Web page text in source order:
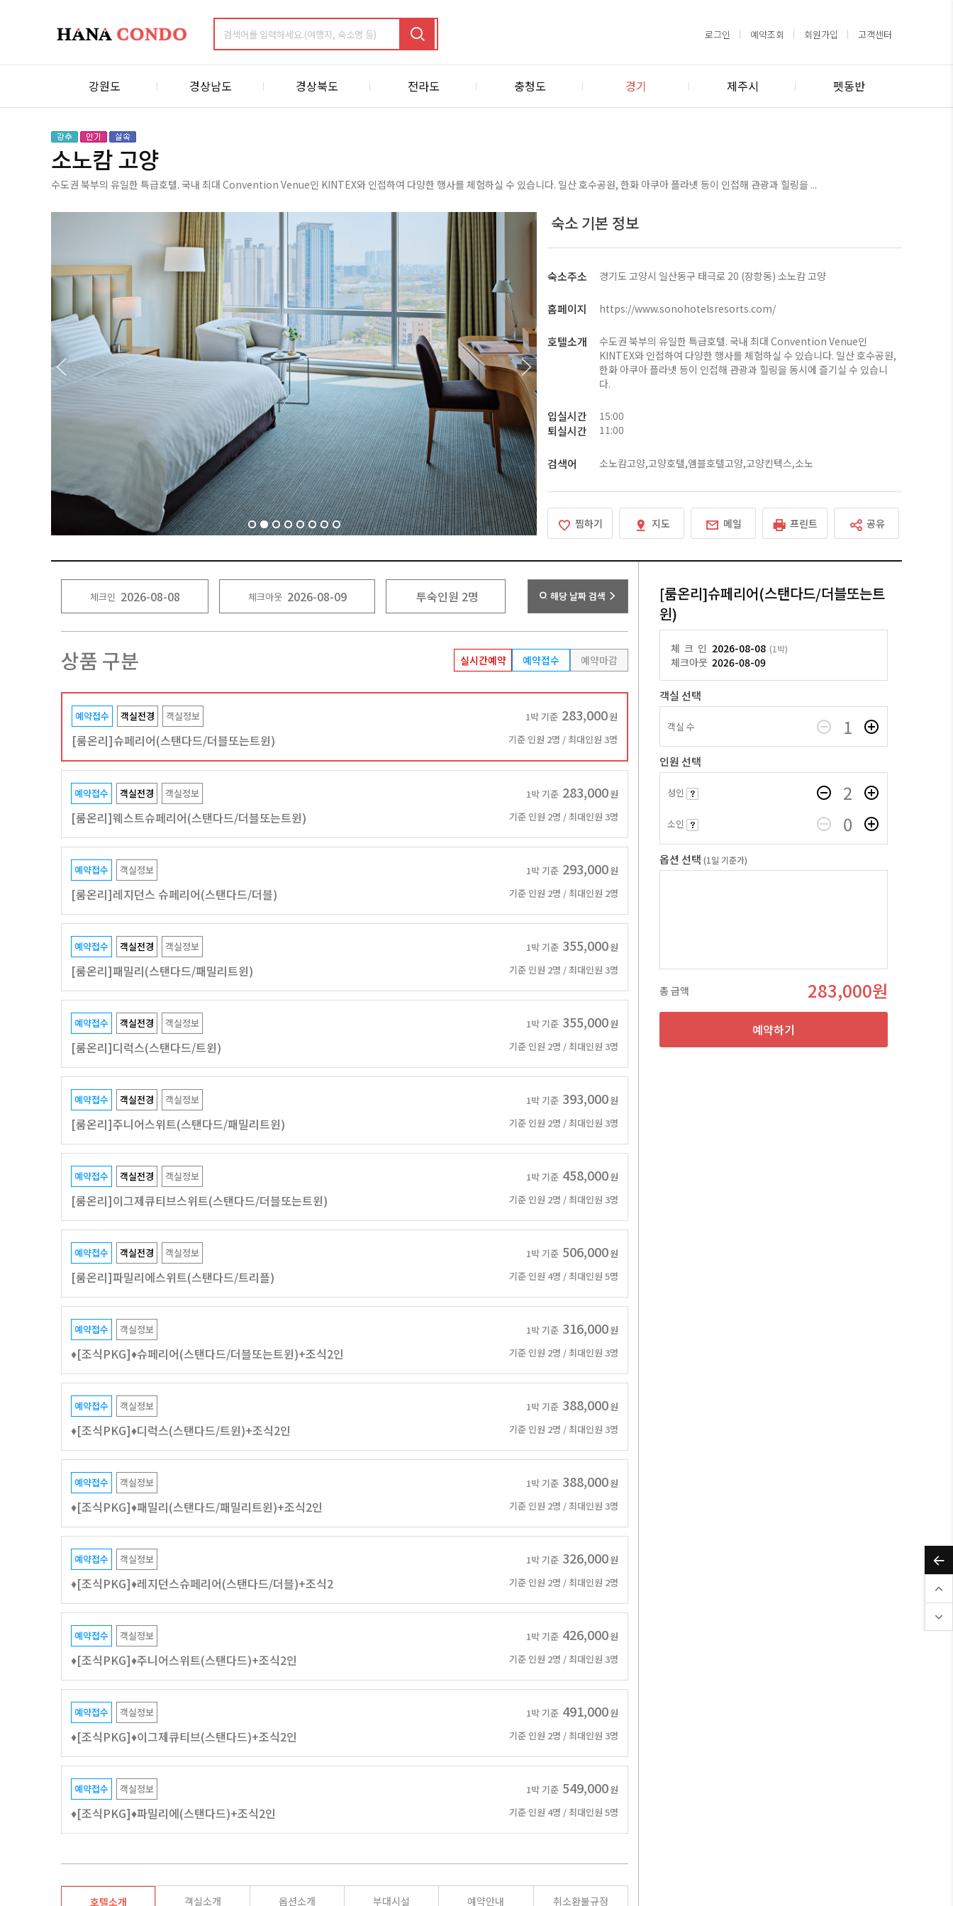
로그인 예약조회 회원가입 고객센터
강원도 경상남도 경상북도 전라도 충청도 경기 제주시 펫동반
소노캄 고양
수도권 북부의 유일한 특급호텔. 국내 최대 Convention Venue인 KINTEX와 인접하여 다양한 행사를 체험하실 수 있습니다. 일산 호수공원, 한화 아쿠아 플라넷 등이 인접해 관광과 힐링을 ...
숙소 기본 정보
숙소주소 경기도 고양시 일산동구 태극로 20 (장항동) 소노캄 고양
홈페이지 https://www.sonohotelsresorts.com/
호텔소개
수도권 북부의 유일한 특급호텔. 국내 최대 Convention Venue인
KINTEX와 인접하여 다양한 행사를 체험하실 수 있습니다. 일산 호수공원,
한화 아쿠아 플라넷 등이 인접해 관광과 힐링을 동시에 즐기실 수 있습니
다.
입실시간
퇴실시간
15:00
11:00
검색어 소노캄고양,고양호텔,엠블호텔고양,고양킨텍스,소노
찜하기 지도 메일 프린트 공유
[룸온리]슈페리어(스탠다드/더블또는트
윈)
체크인
체크아웃
2026-08-08 (1박)
2026-08-09
객실 선택
객실 수 1
인원 선택
성인 2
소인 0
옵션 선택(1일 기준가)
총 금액 283,000원
예약하기
체크인 체크아웃 해당 날짜 검색
상품 구분 실시간예약 예약접수 예약마감
예약접수 객실전경 객실정보 1박 기준 283,000원
[룸온리]슈페리어(스탠다드/더블또는트윈) 기준 인원 2명 / 최대인원 3명
예약접수 객실전경 객실정보 1박 기준 283,000원
[룸온리]웨스트슈페리어(스탠다드/더블또는트윈) 기준 인원 2명 / 최대인원 3명
예약접수 객실정보 1박 기준 293,000원
[룸온리]레지던스 슈페리어(스탠다드/더블) 기준 인원 2명 / 최대인원 2명
예약접수 객실전경 객실정보 1박 기준 355,000원
[룸온리]패밀리(스탠다드/패밀리트윈) 기준 인원 2명 / 최대인원 3명
예약접수 객실전경 객실정보 1박 기준 355,000원
[룸온리]디럭스(스탠다드/트윈) 기준 인원 2명 / 최대인원 3명
예약접수 객실전경 객실정보 1박 기준 393,000원
[룸온리]주니어스위트(스탠다드/패밀리트윈) 기준 인원 2명 / 최대인원 3명
예약접수 객실전경 객실정보 1박 기준 458,000원
[룸온리]이그제큐티브스위트(스탠다드/더블또는트윈) 기준 인원 2명 / 최대인원 3명
예약접수 객실전경 객실정보 1박 기준 506,000원
[룸온리]파밀리에스위트(스탠다드/트리플) 기준 인원 4명 / 최대인원 5명
예약접수 객실정보 1박 기준 316,000원
♦️[조식PKG]♦️슈페리어(스탠다드/더블또는트윈)+조식2인 기준 인원 2명 / 최대인원 3명
예약접수 객실정보 1박 기준 388,000원
♦️[조식PKG]♦️디럭스(스탠다드/트윈)+조식2인 기준 인원 2명 / 최대인원 3명
예약접수 객실정보 1박 기준 388,000원
♦️[조식PKG]♦️패밀리(스탠다드/패밀리트윈)+조식2인 기준 인원 2명 / 최대인원 3명
예약접수 객실정보 1박 기준 326,000원
♦️[조식PKG]♦️레지던스슈페리어(스탠다드/더블)+조식2 기준 인원 2명 / 최대인원 2명
예약접수 객실정보 1박 기준 426,000원
♦️[조식PKG]♦️주니어스위트(스탠다드)+조식2인 기준 인원 2명 / 최대인원 3명
예약접수 객실정보 1박 기준 491,000원
♦️[조식PKG]♦️이그제큐티브(스탠다드)+조식2인 기준 인원 2명 / 최대인원 3명
예약접수 객실정보 1박 기준 549,000원
♦️[조식PKG]♦️파밀리에(스탠다드)+조식2인 기준 인원 4명 / 최대인원 5명
호텔소개 객실소개 옵션소개 부대시설 예약안내 취소환불규정